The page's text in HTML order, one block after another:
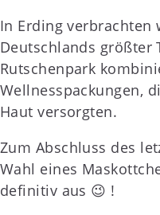
In Erding verbrachten
Deutschlands größter
Rutschenpark
Wellnesspackungen,
Haut versorgten.
Zum Abschluss des
Wahl eines
definitiv aus 😉 !